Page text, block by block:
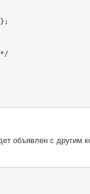
*/
объявлен с другим